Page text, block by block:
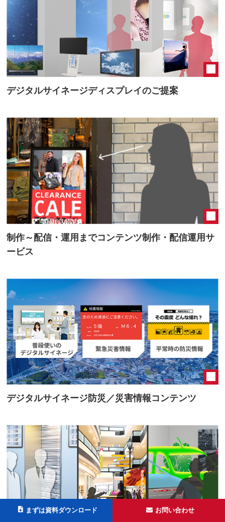
デジタルサイネージディスプレイのご提案
制作～配信・運用までコンテンツ制作・配信運用サ
ービス
デジタルサイネージ防災／災害情報コンテンツ
まずは資料ダウンロード お問い合わせ